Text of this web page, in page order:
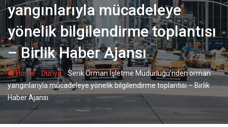
yangınlarıyla mücadeleye
yönelik bilgilendirme toplantısı
– Birlik Haber Ajansı
Home-Dünya-Serik Orman İşletme Müdürlüğü’nden orman
yangınlarıyla mücadeleye yönelik bilgilendirme toplantısı – Birlik
Haber Ajansı